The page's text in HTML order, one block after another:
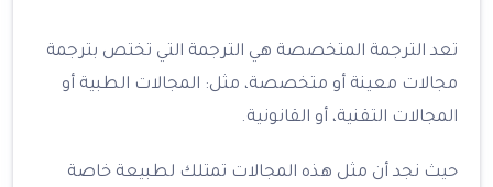
تعد الترجمة المتخصصة هي الترجمة التي تختص بترجمة
مجالات معينة أو متخصصة، مثل: المجالات الطبية أو
المجالات التقنية، أو القانونية.
حيث نجد أن مثل هذه المجالات تمتلك لطبيعة خاصة